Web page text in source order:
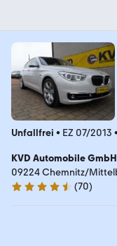
Unfallfrei • EZ 07/2013 •
KVD Automobile GmbH
09224 Chemnitz/
4.5 Sterne
(70)